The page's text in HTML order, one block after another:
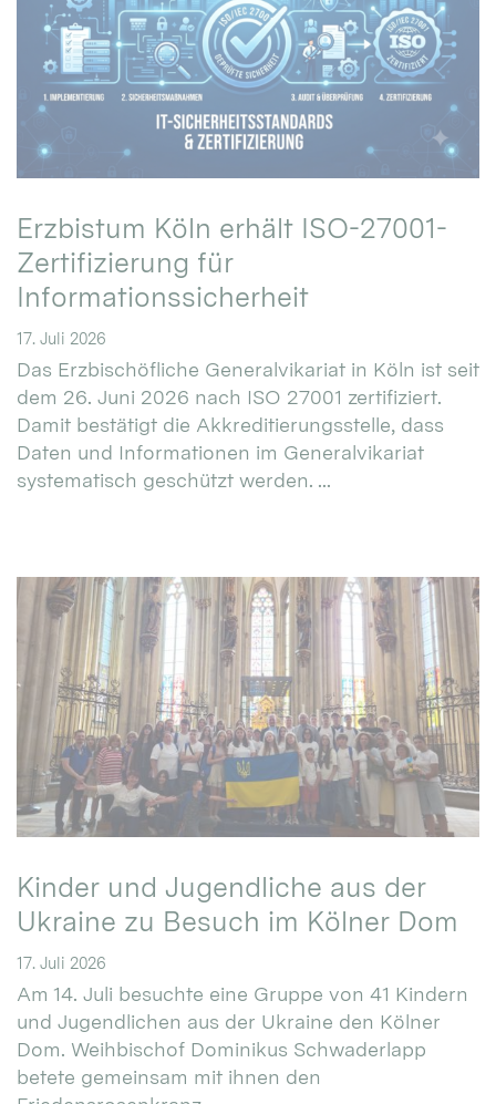
Erzbistum Köln erhält ISO-27001-
Zertifizierung für
Informationssicherheit
17. Juli 2026
Das Erzbischöfliche Generalvikariat in Köln ist seit
dem 26. Juni 2026 nach ISO 27001 zertifiziert.
Damit bestätigt die Akkreditierungsstelle, dass
Daten und Informationen im Generalvikariat
systematisch geschützt werden. ...
Kinder und Jugendliche aus der
Ukraine zu Besuch im Kölner Dom
17. Juli 2026
Am 14. Juli besuchte eine Gruppe von 41 Kindern
und Jugendlichen aus der Ukraine den Kölner
Dom. Weihbischof Dominikus Schwaderlapp
betete gemeinsam mit ihnen den